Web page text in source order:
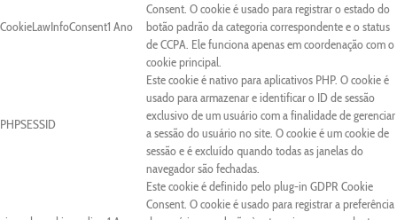
CookieLawInfoConsent1 Ano
Consent. O cookie é usado para registrar o estado do
botão padrão da categoria correspondente e o status
de CCPA. Ele funciona apenas em coordenação com o
cookie principal.
PHPSESSID
Este cookie é nativo para aplicativos PHP. O cookie é
usado para armazenar e identificar o ID de sessão
exclusivo de um usuário com a finalidade de gerenciar
a sessão do usuário no site. O cookie é um cookie de
sessão e é excluído quando todas as janelas do
navegador são fechadas.
Este cookie é definido pelo plug-in GDPR Cookie
Consent. O cookie é usado para registrar a preferência